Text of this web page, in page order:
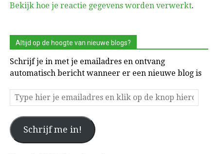
Bekijk hoe je reactie gegevens worden verwerkt.
Altijd op de hoogte van nieuwe blogs?
Schrijf je in met je emailadres en ontvang
automatisch bericht wanneer er een nieuwe blog is
Type
hier
je
emailadres
en
Schrijf me in!